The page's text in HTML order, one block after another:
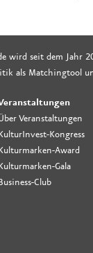
wird seit dem Jahr
als Matchingtool
Veranstaltungen
Kongress
Award
Gala
Club